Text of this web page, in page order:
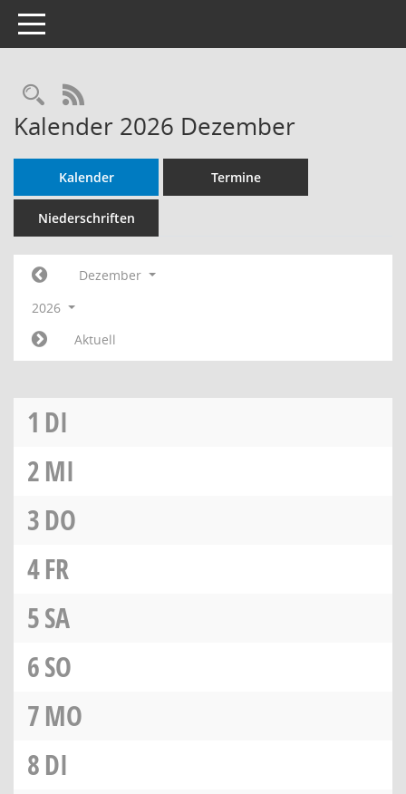
Toggle navigation
Rechercheauswahl
RSS-Feed
Kalender 2026 Dezember
Kalender Termine
Niederschriften
Dezember
2026
Aktuell
1 DI
2MI
3DO
4FR
5SA
6SO
7MO
8DI